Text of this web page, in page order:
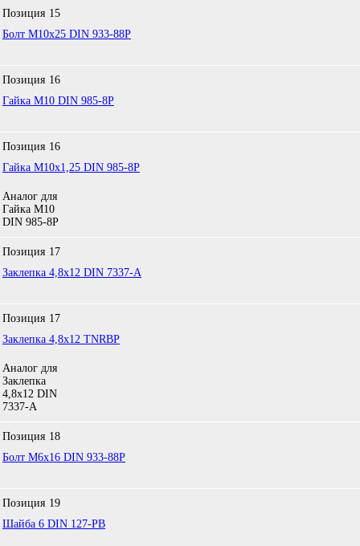
Позиция 15
Болт М10х25 DIN 933-88P
Позиция 16
Гайка М10 DIN 985-8P
Позиция 16
Гайка М10х1,25 DIN 985-8P
Аналог для
Гайка М10
DIN 985-8P
Позиция 17
Заклепка 4,8х12 DIN 7337-A
Позиция 17
Заклепка 4,8х12 TNRBP
Аналог для
Заклепка
4,8х12 DIN
7337-A
Позиция 18
Болт М6х16 DIN 933-88Р
Позиция 19
Шайба 6 DIN 127-РВ